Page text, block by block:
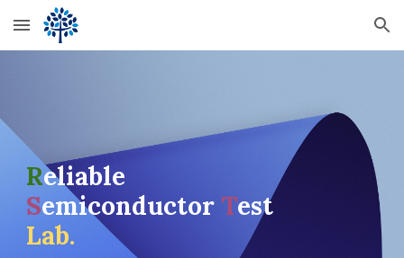
Skip to main content Skip to navigation
Reliable
Semiconductor Test
Lab.